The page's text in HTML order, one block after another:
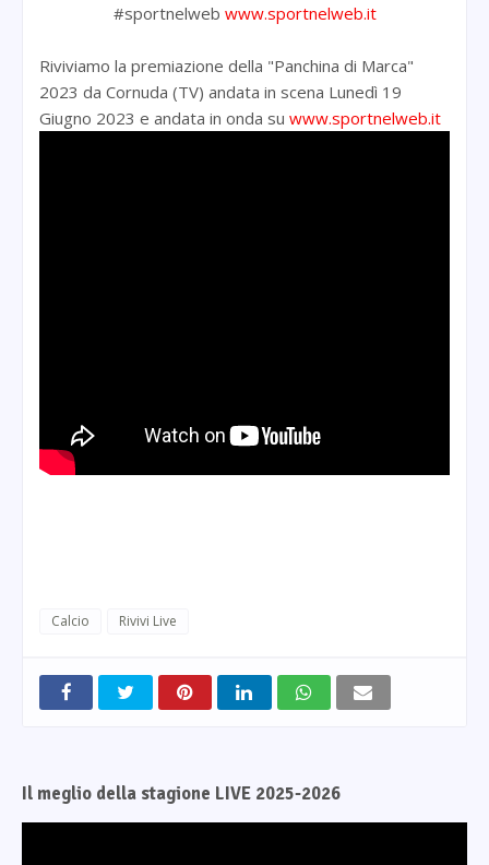
#sportnelweb www.sportnelweb.it
Riviviamo la premiazione della "Panchina di Marca"
2023 da Cornuda (TV) andata in scena Lunedì 19
Giugno 2023 e andata in onda su www.sportnelweb.it
Calcio Rivivi Live
Il meglio della stagione LIVE 2025-2026